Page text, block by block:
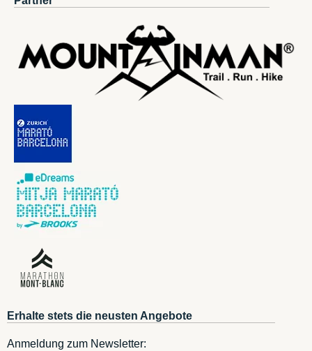
Erhalte stets die neusten Angebote
Anmeldung zum Newsletter: